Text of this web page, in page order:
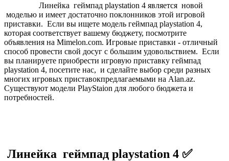
Линейка геймпад playstation 4 является новой
моделью и имеет достаточно поклонников этой игровой
приставки. Если вы ищете модель геймпад playstation 4,
которая соответствует вашему бюджету, посмотрите
объявления на Mimelon.com. Игровые приставки - отличный
способ провести свой досуг с большим удовольствием. Если
вы планируете приобрести игровую приставку геймпад
playstation 4, посетите нас, и сделайте выбор среди разных
многих игровых приставокпредлагаемыми на Alan.az.
Существуют модели PlayStaion для любого бюджета и
потребностей.
Линейка геймпад playstation 4 ✅